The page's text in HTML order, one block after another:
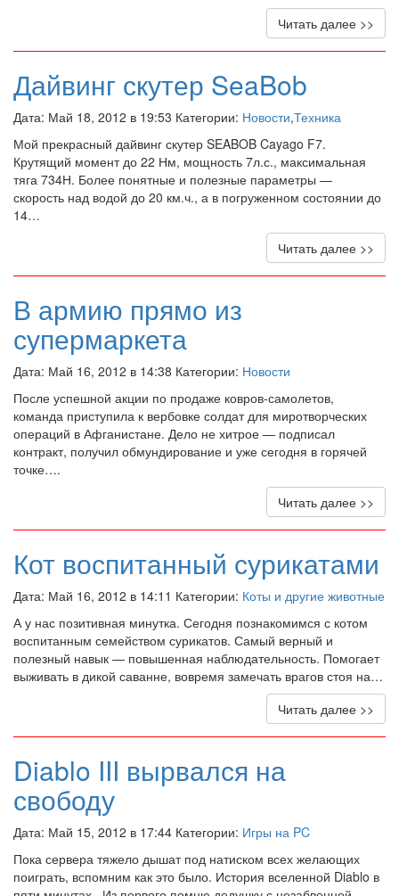
Читать далее >>
Дайвинг скутер SeaBob
Дата: Май 18, 2012 в 19:53 Категории: Новости,Техника
Мой прекрасный дайвинг скутер SEABOB Cayago F7.
Крутящий момент до 22 Нм, мощность 7л.с., максимальная
тяга 734Н. Более понятные и полезные параметры —
скорость над водой до 20 км.ч., а в погруженном состоянии до
14…
Читать далее >>
В армию прямо из
супермаркета
Дата: Май 16, 2012 в 14:38 Категории: Новости
После успешной акции по продаже ковров-самолетов,
команда приступила к вербовке солдат для миротворческих
операций в Афганистане. Дело не хитрое — подписал
контракт, получил обмундирование и уже сегодня в горячей
точке….
Читать далее >>
Кот воспитанный сурикатами
Дата: Май 16, 2012 в 14:11 Категории: Коты и другие животные
А у нас позитивная минутка. Сегодня познакомимся с котом
воспитанным семейством сурикатов. Самый верный и
полезный навык — повышенная наблюдательность. Помогает
выживать в дикой саванне, вовремя замечать врагов стоя на…
Читать далее >>
Diablo III вырвался на
свободу
Дата: Май 15, 2012 в 17:44 Категории: Игры на PC
Пока сервера тяжело дышат под натиском всех желающих
поиграть, вспомним как это было. История вселенной Diablo в